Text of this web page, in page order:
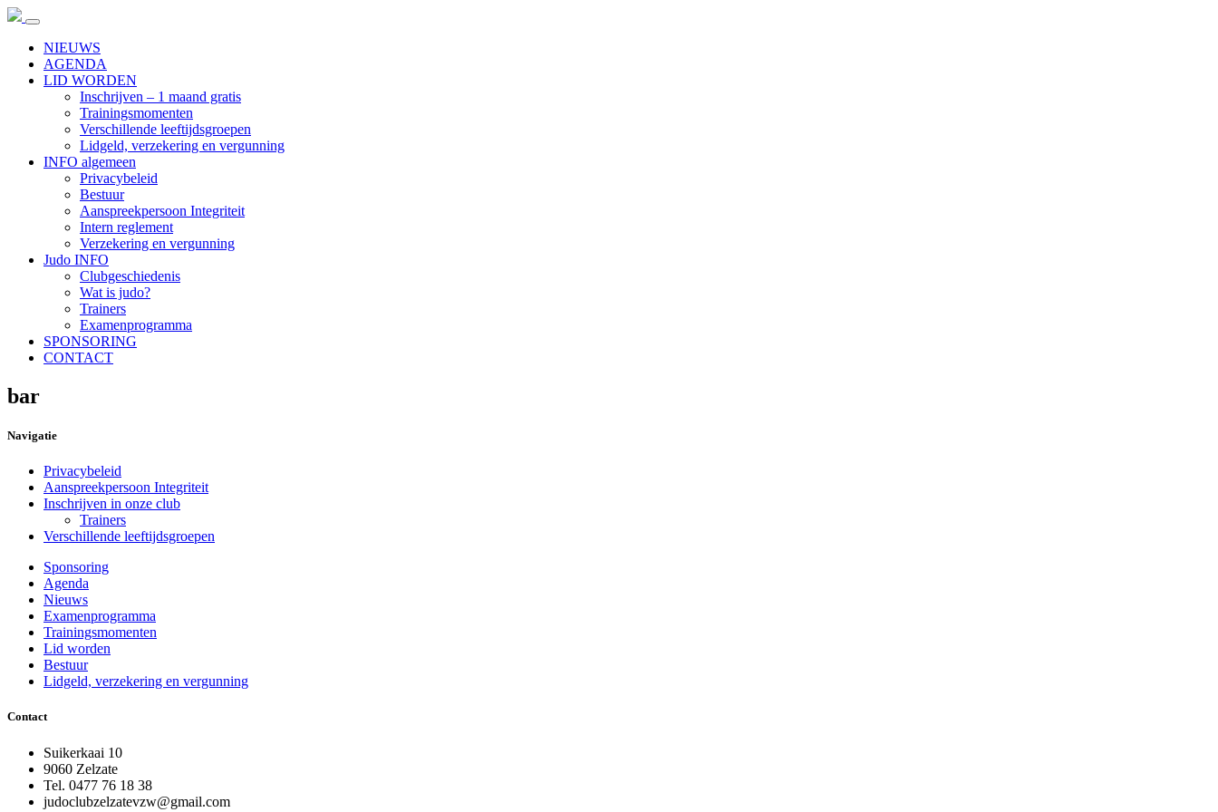
NIEUWS
AGENDA
LID WORDEN
Inschrijven – 1 maand gratis
Trainingsmomenten
Verschillende leeftijdsgroepen
Lidgeld, verzekering en vergunning
INFO algemeen
Privacybeleid
Bestuur
Aanspreekpersoon Integriteit
Intern reglement
Verzekering en vergunning
Judo INFO
Clubgeschiedenis
Wat is judo?
Trainers
Examenprogramma
SPONSORING
CONTACT
bar
Navigatie
Privacybeleid
Aanspreekpersoon Integriteit
Inschrijven in onze club
Trainers
Verschillende leeftijdsgroepen
Sponsoring
Agenda
Nieuws
Examenprogramma
Trainingsmomenten
Lid worden
Bestuur
Lidgeld, verzekering en vergunning
Contact
Suikerkaai 10
9060 Zelzate
Tel. 0477 76 18 38
judoclubzelzatevzw@gmail.com